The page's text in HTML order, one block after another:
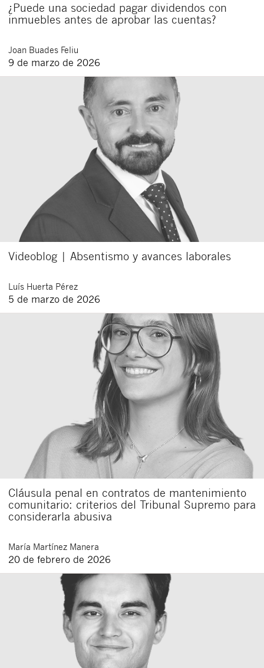
¿Puede una sociedad pagar dividendos con
inmuebles antes de aprobar las cuentas?
Joan Buades Feliu
9 de marzo de 2026
Videoblog | Absentismo y avances laborales
Luís Huerta Pérez
5 de marzo de 2026
Cláusula penal en contratos de mantenimiento
comunitario: criterios del Tribunal Supremo para
considerarla abusiva
María Martínez Manera
20 de febrero de 2026